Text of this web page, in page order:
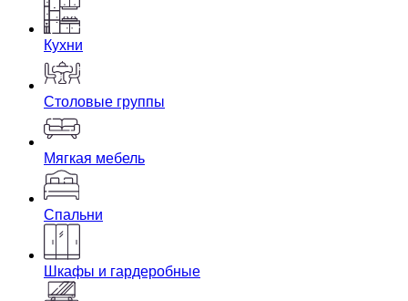
Кухни
Столовые группы
Мягкая мебель
Спальни
Шкафы и гардеробные